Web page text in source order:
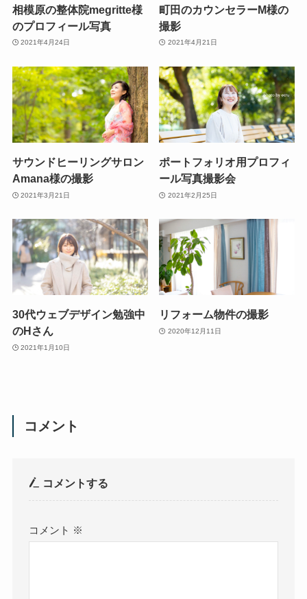
相模原の整体院megritte様
のプロフィール写真
2021年4月24日
町田のカウンセラーM様の
撮影
2021年4月21日
サウンドヒーリングサロン
Amana様の撮影
2021年3月21日
ポートフォリオ用プロフィ
ール写真撮影会
2021年2月25日
30代ウェブデザイン勉強中
のHさん
2021年1月10日
リフォーム物件の撮影
2020年12月11日
コメント
コメントする
コメント ※